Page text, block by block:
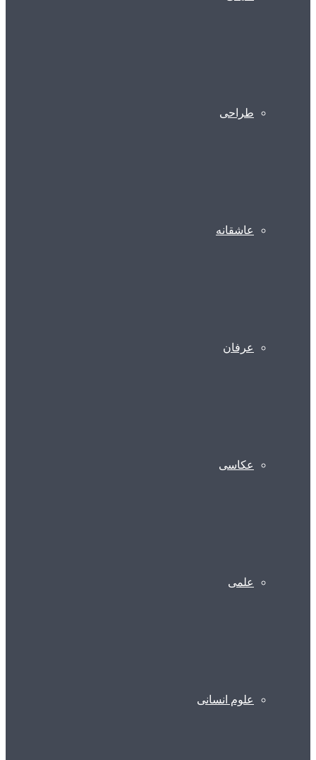
طراحی
عاشقانه
عرفان
عکاسی
علمی
علوم انسانی